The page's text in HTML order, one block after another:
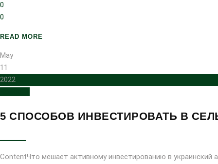
0
0
READ MORE
May
11
2022
5 СПОСОБОВ ИНВЕСТИРОВАТЬ В
ContentЧто мешает активному инвестированию в украинский